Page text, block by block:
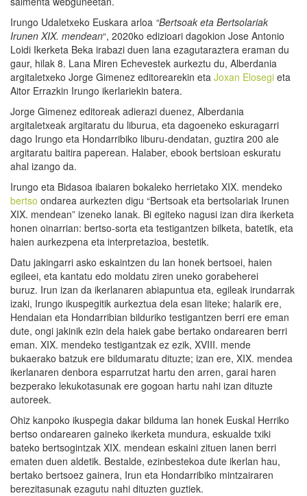
Irungo Udaletxeko Euskara arloa “Bertsoak eta Bertsolariak
Irunen XIX. mendean“, 2020ko edizioari dagokion Jose Antonio
Loidi Ikerketa Beka irabazi duen lana ezagutaraztera eraman du
gaur, hilak 8. Lana Miren Echevestek aurkeztu du, Alberdania
argitaletxeko Jorge Gimenez editorearekin eta Joxan Elosegi eta
Aitor Errazkin Irungo ikerlariekin batera.
Jorge Gimenez editoreak adierazi duenez, Alberdania
argitaletxeak argitaratu du liburua, eta dagoeneko eskuragarri
dago Irungo eta Hondarribiko liburu-dendatan, guztira 200 ale
argitaratu baitira paperean. Halaber, ebook bertsioan eskuratu
ahal izango da.
Irungo eta Bidasoa ibaiaren bokaleko herrietako XIX. mendeko
bertso ondarea aurkezten digu “Bertsoak eta bertsolariak Irunen
XIX. mendean” izeneko lanak. Bi egiteko nagusi izan dira ikerketa
honen oinarrian: bertso-sorta eta testigantzen bilketa, batetik, eta
haien aurkezpena eta interpretazioa, bestetik.
Datu jakingarri asko eskaintzen du lan honek bertsoei, haien
egileei, eta kantatu edo moldatu ziren uneko gorabeherei
buruz. Irun izan da ikerlanaren abiapuntua eta, egileak irundarrak
izaki, Irungo ikuspegitik aurkeztua dela esan liteke; halarik ere,
Hendaian eta Hondarribian bilduriko testigantzen berri ere eman
dute, ongi jakinik ezin dela haiek gabe bertako ondarearen berri
eman. XIX. mendeko testigantzak ez ezik, XVIII. mende
bukaerako batzuk ere bildumaratu dituzte; izan ere, XIX. mendea
ikerlanaren denbora esparrutzat hartu den arren, garai haren
bezperako lekukotasunak ere gogoan hartu nahi izan dituzte
autoreek.
Ohiz kanpoko ikuspegia dakar bilduma lan honek Euskal Herriko
bertso ondarearen gaineko ikerketa mundura, eskualde txiki
bateko bertsogintzak XIX. mendean eskaini zituen lanen berri
ematen duen aldetik. Bestalde, ezinbestekoa dute ikerlan hau,
bertako bertsoez gainera, Irun eta Hondarribiko mintzairaren
berezitasunak ezagutu nahi dituzten guztiek.